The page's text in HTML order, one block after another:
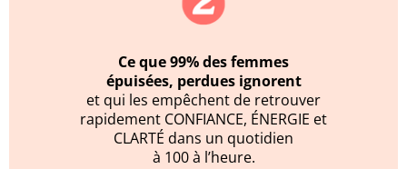
Ce que 99% des femmes
épuisées, perdues ignorent
et qui les empêchent de retrouver
rapidement CONFIANCE, ÉNERGIE et
CLARTÉ dans un quotidien
à 100 à l’heure.